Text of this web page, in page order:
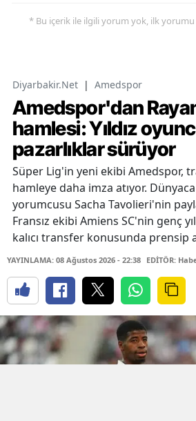
* Bu içerik ile ilgili yorum yok, ilk yorumu
Diyarbakir.Net | Amedspor
Amedspor'dan
hamlesi: Yıldız
pazarlıklar sürüyor
Süper Lig'in yeni ekibi Amedspor,
hamleye daha imza atıyor.
yorumcusu Sacha Tavolieri'nin
Fransız ekibi Amiens SC'nin genç
kalıcı transfer konusunda prensip
YAYINLAMA: 08 Ağustos 2026 - 22:38 EDİTÖR: